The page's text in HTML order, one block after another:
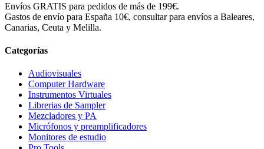
Envíos GRATIS para pedidos de más de 199€.
Gastos de envío para España 10€, consultar para envíos a Baleares,
Canarias, Ceuta y Melilla.
Categorías
Audiovisuales
Computer Hardware
Instrumentos Virtuales
Librerias de Sampler
Mezcladores y PA
Micrófonos y preamplificadores
Monitores de estudio